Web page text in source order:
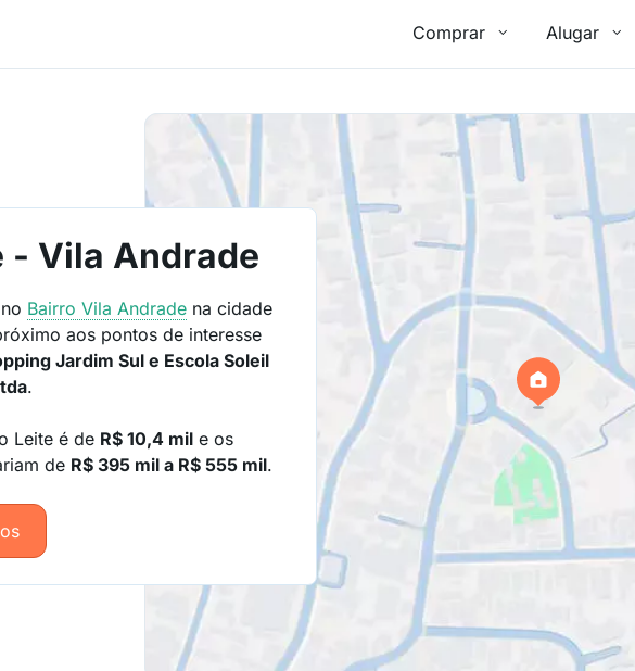
Comprar Alugar
- Vila Andrade
BairroVila Andrade na cidade
aos pontos de interesse
Jardim Sul e Escola Soleil
.
Leite é de R$ 10,4 mil e os
de R$ 395 mil a R$ 555 mil.